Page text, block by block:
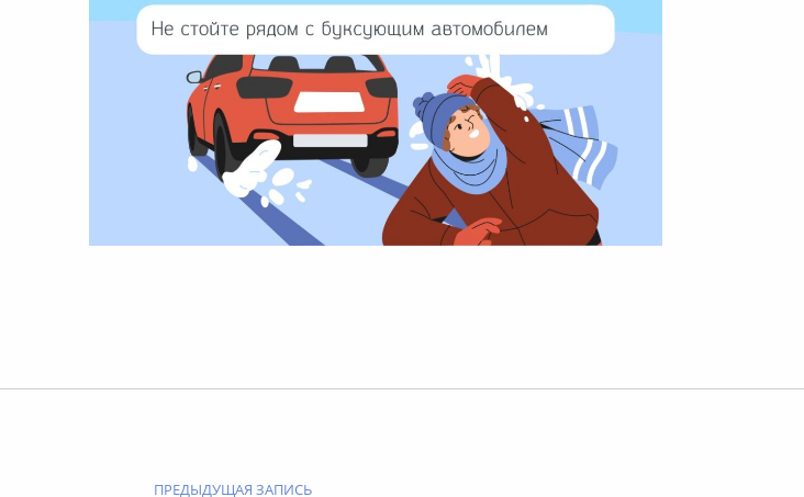
Вернуться к главной навигации по сайту
Навигация по записям
ПРЕДЫДУЩАЯ ЗАПИСЬ